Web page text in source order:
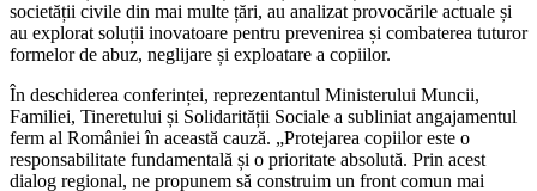
societății civile din mai multe țări, au analizat provocările actuale și
au explorat soluții inovatoare pentru prevenirea și combaterea tuturor
formelor de abuz, neglijare și exploatare a copiilor.
În deschiderea conferinței, reprezentantul Ministerului Muncii,
Familiei, Tineretului și Solidarității Sociale a subliniat angajamentul
ferm al României în această cauză. „Protejarea copiilor este o
responsabilitate fundamentală și o prioritate absolută. Prin acest
dialog regional, ne propunem să construim un front comun mai